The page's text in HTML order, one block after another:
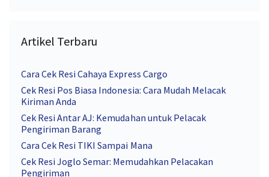
Artikel Terbaru
Cara Cek Resi Cahaya Express Cargo
Cek Resi Pos Biasa Indonesia: Cara Mudah Melacak
Kiriman Anda
Cek Resi Antar AJ: Kemudahan untuk Pelacak
Pengiriman Barang
Cara Cek Resi TIKI Sampai Mana
Cek Resi Joglo Semar: Memudahkan Pelacakan
Pengiriman